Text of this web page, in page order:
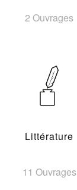
2 Ouvrages
Littérature
11 Ouvrages